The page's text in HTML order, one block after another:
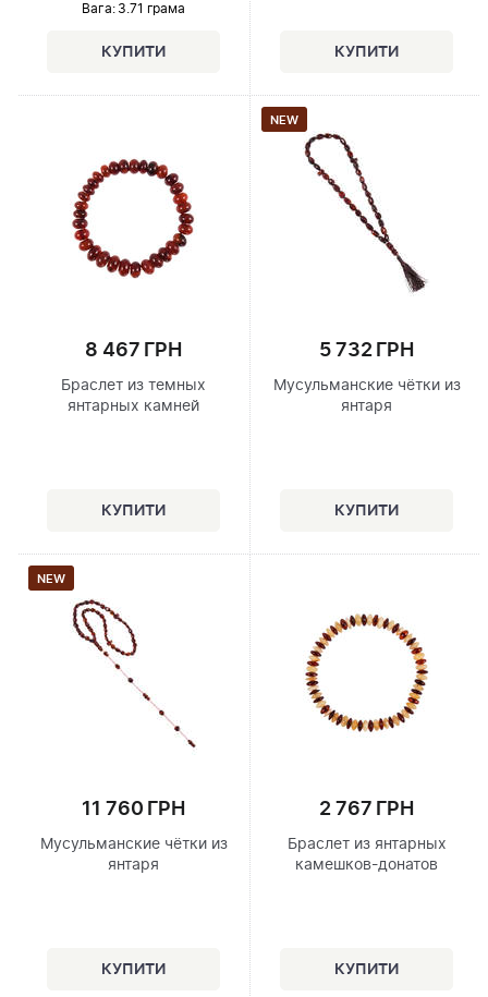
Вага: 3.71 грама
8 467 ГРН
Браслет из темных
янтарных камней
NEW
5 732 ГРН
Мусульманские чётки из
янтаря
NEW
11 760 ГРН
Мусульманские чётки из
янтаря
2 767 ГРН
Браслет из янтарных
камешков-донатов